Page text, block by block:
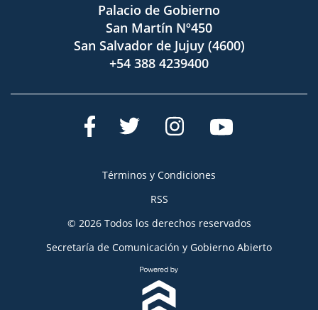
Palacio de Gobierno
San Martín Nº450
San Salvador de Jujuy (4600)
+54 388 4239400
Términos y Condiciones
RSS
© 2026 Todos los derechos reservados
Secretaría de Comunicación y Gobierno Abierto